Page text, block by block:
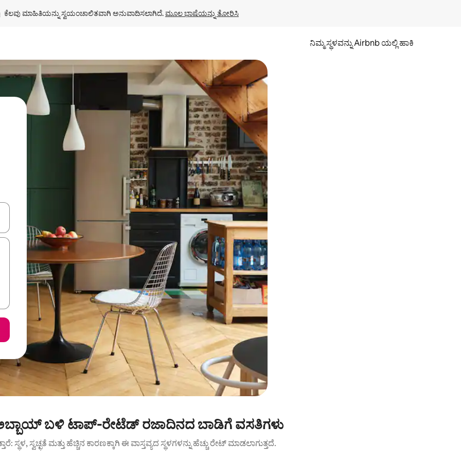
ಕೆಲವು ಮಾಹಿತಿಯನ್ನು ಸ್ವಯಂಚಾಲಿತವಾಗಿ ಅನುವಾದಿಸಲಾಗಿದೆ. ಮೂಲ ಭಾಷೆಯನ್ನು ತೋರಿಸಿ
ನಿಮ್ಮ ಸ್ಥಳವನ್ನು Airbnb ಯಲ್ಲಿ ಹಾಕಿ
ನ್ಯಾವಿಗೇಟ್ ಮಾಡಿ ಅಥವಾ ಸ್ಪರ್ಶ ಅಥವಾ ಸ್ವೈಪ್ ಗೆಸ್ಚರ್‌ಗಳ ಮೂಲಕ ಅನ್ವೇಷಿಸಿ.
ಬಳಿ ಟಾಪ್-ರೇಟೆಡ್ ರಜಾದಿನದ ಬಾಡಿಗೆ ವಸತಿಗಳು
ಸ್ಥಳ, ಸ್ವಚ್ಛತೆ ಮತ್ತು ಹೆಚ್ಚಿನ ಕಾರಣಕ್ಕಾಗಿ ಈ ವಾಸ್ತವ್ಯದ ಸ್ಥಳಗಳನ್ನು ಹೆಚ್ಚು ರೇಟ್ ಮಾಡಲಾಗುತ್ತದೆ.